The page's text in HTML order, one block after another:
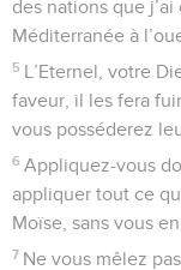
des nations que
Méditerranée à
5 L’Eternel, votre
faveur, il les fera
vous posséderez
6 Appliquez-vous
appliquer tout ce
Moïse, sans vous
7 Ne vous mêlez